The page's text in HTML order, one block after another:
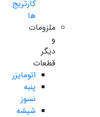
کارتریج
ها
ملزومات
و
دیگر
قطعات
اتومایزر
پنبه
نسوز
شیشه